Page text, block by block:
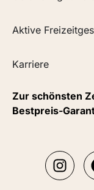
Aktive
Karriere
Zur schönsten
Bestpreis-